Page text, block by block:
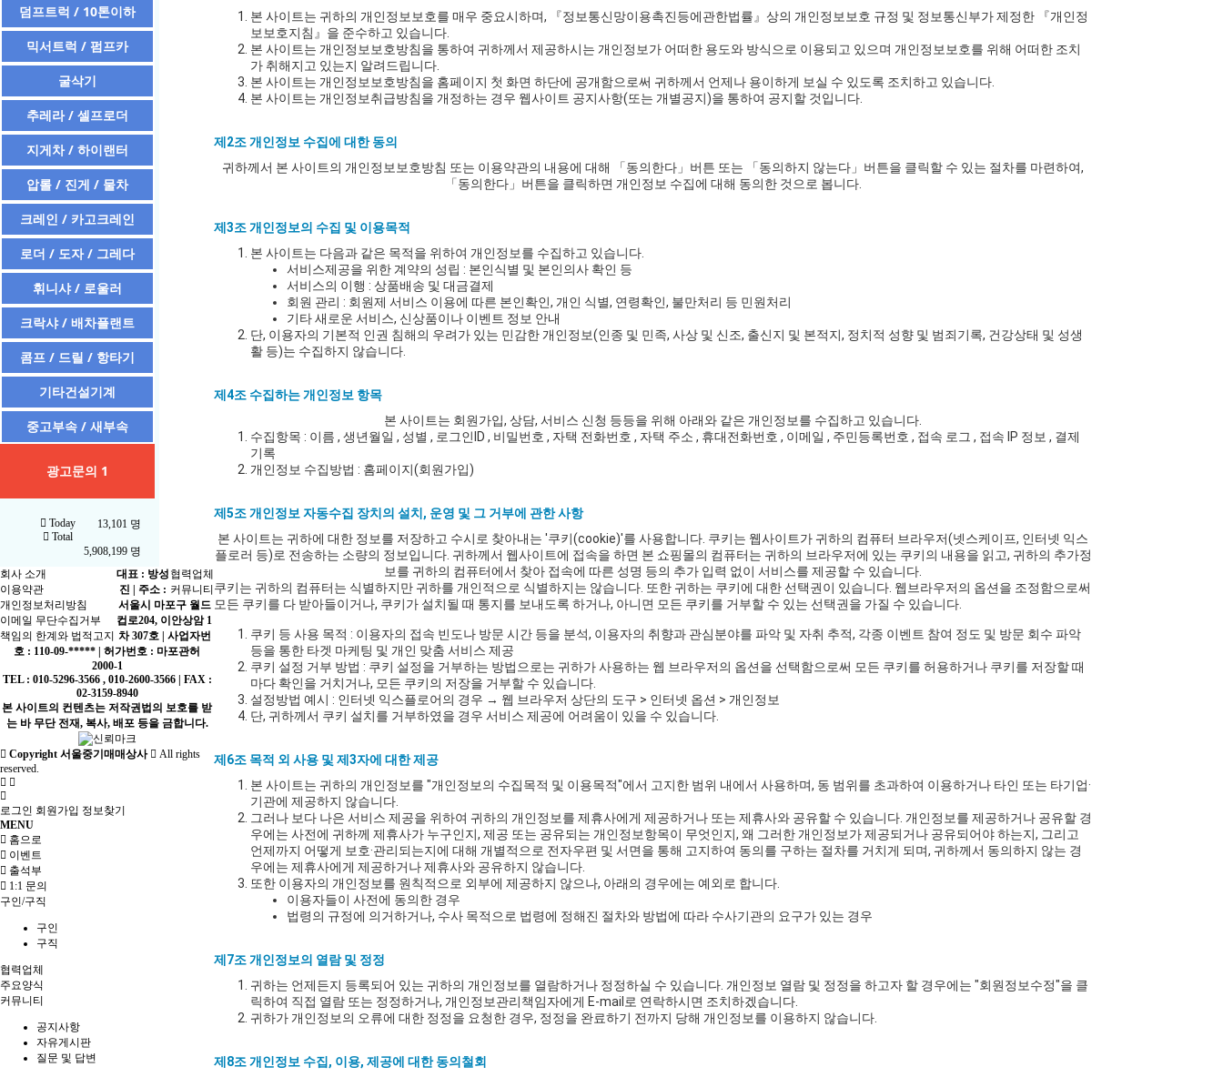
본 사이트는 귀하의 개인정보보호를 매우 중요시하며, 『정보통신망이용촉진등에관한법률』상의 개인정보보호 규정 및 정보통신부가 제정한 『개인정
보보호지침』을 준수하고 있습니다.
본 사이트는 개인정보보호방침을 통하여 귀하께서 제공하시는 개인정보가 어떠한 용도와 방식으로 이용되고 있으며 개인정보보호를 위해 어떠한 조치
가 취해지고 있는지 알려드립니다.
본 사이트는 개인정보보호방침을 홈페이지 첫 화면 하단에 공개함으로써 귀하께서 언제나 용이하게 보실 수 있도록 조치하고 있습니다.
본 사이트는 개인정보취급방침을 개정하는 경우 웹사이트 공지사항(또는 개별공지)을 통하여 공지할 것입니다.
제2조 개인정보 수집에 대한 동의
귀하께서 본 사이트의 개인정보보호방침 또는 이용약관의 내용에 대해 「동의한다」버튼 또는 「동의하지 않는다」버튼을 클릭할 수 있는 절차를 마련하여,
「동의한다」버튼을 클릭하면 개인정보 수집에 대해 동의한 것으로 봅니다.
제3조 개인정보의 수집 및 이용목적
본 사이트는 다음과 같은 목적을 위하여 개인정보를 수집하고 있습니다.
서비스제공을 위한 계약의 성립 : 본인식별 및 본인의사 확인 등
서비스의 이행 : 상품배송 및 대금결제
회원 관리 : 회원제 서비스 이용에 따른 본인확인, 개인 식별, 연령확인, 불만처리 등 민원처리
기타 새로운 서비스, 신상품이나 이벤트 정보 안내
단, 이용자의 기본적 인권 침해의 우려가 있는 민감한 개인정보(인종 및 민족, 사상 및 신조, 출신지 및 본적지, 정치적 성향 및 범죄기록, 건강상태 및 성생
활 등)는 수집하지 않습니다.
제4조 수집하는 개인정보 항목
본 사이트는 회원가입, 상담, 서비스 신청 등등을 위해 아래와 같은 개인정보를 수집하고 있습니다.
수집항목 : 이름 , 생년월일 , 성별 , 로그인ID , 비밀번호 , 자택 전화번호 , 자택 주소 , 휴대전화번호 , 이메일 , 주민등록번호 , 접속 로그 , 접속 IP 정보 , 결제
기록
개인정보 수집방법 : 홈페이지(회원가입)
제5조 개인정보 자동수집 장치의 설치, 운영 및 그 거부에 관한 사항
본 사이트는 귀하에 대한 정보를 저장하고 수시로 찾아내는 '쿠키(cookie)'를 사용합니다. 쿠키는 웹사이트가 귀하의 컴퓨터 브라우저(넷스케이프, 인터넷 익스
플로러 등)로 전송하는 소량의 정보입니다. 귀하께서 웹사이트에 접속을 하면 본 쇼핑몰의 컴퓨터는 귀하의 브라우저에 있는 쿠키의 내용을 읽고, 귀하의 추가정
보를 귀하의 컴퓨터에서 찾아 접속에 따른 성명 등의 추가 입력 없이 서비스를 제공할 수 있습니다.
쿠키는 귀하의 컴퓨터는 식별하지만 귀하를 개인적으로 식별하지는 않습니다. 또한 귀하는 쿠키에 대한 선택권이 있습니다. 웹브라우저의 옵션을 조정함으로써
모든 쿠키를 다 받아들이거나, 쿠키가 설치될 때 통지를 보내도록 하거나, 아니면 모든 쿠키를 거부할 수 있는 선택권을 가질 수 있습니다.
쿠키 등 사용 목적 : 이용자의 접속 빈도나 방문 시간 등을 분석, 이용자의 취향과 관심분야를 파악 및 자취 추적, 각종 이벤트 참여 정도 및 방문 회수 파악
등을 통한 타겟 마케팅 및 개인 맞춤 서비스 제공
쿠키 설정 거부 방법 : 쿠키 설정을 거부하는 방법으로는 귀하가 사용하는 웹 브라우저의 옵션을 선택함으로써 모든 쿠키를 허용하거나 쿠키를 저장할 때
마다 확인을 거치거나, 모든 쿠키의 저장을 거부할 수 있습니다.
설정방법 예시 : 인터넷 익스플로어의 경우 → 웹 브라우저 상단의 도구 > 인터넷 옵션 > 개인정보
단, 귀하께서 쿠키 설치를 거부하였을 경우 서비스 제공에 어려움이 있을 수 있습니다.
제6조 목적 외 사용 및 제3자에 대한 제공
본 사이트는 귀하의 개인정보를 "개인정보의 수집목적 및 이용목적"에서 고지한 범위 내에서 사용하며, 동 범위를 초과하여 이용하거나 타인 또는 타기업·
기관에 제공하지 않습니다.
그러나 보다 나은 서비스 제공을 위하여 귀하의 개인정보를 제휴사에게 제공하거나 또는 제휴사와 공유할 수 있습니다. 개인정보를 제공하거나 공유할 경
우에는 사전에 귀하께 제휴사가 누구인지, 제공 또는 공유되는 개인정보항목이 무엇인지, 왜 그러한 개인정보가 제공되거나 공유되어야 하는지, 그리고
언제까지 어떻게 보호·관리되는지에 대해 개별적으로 전자우편 및 서면을 통해 고지하여 동의를 구하는 절차를 거치게 되며, 귀하께서 동의하지 않는 경
우에는 제휴사에게 제공하거나 제휴사와 공유하지 않습니다.
또한 이용자의 개인정보를 원칙적으로 외부에 제공하지 않으나, 아래의 경우에는 예외로 합니다.
이용자들이 사전에 동의한 경우
법령의 규정에 의거하거나, 수사 목적으로 법령에 정해진 절차와 방법에 따라 수사기관의 요구가 있는 경우
제7조 개인정보의 열람 및 정정
귀하는 언제든지 등록되어 있는 귀하의 개인정보를 열람하거나 정정하실 수 있습니다. 개인정보 열람 및 정정을 하고자 할 경우에는 "회원정보수정"을 클
릭하여 직접 열람 또는 정정하거나, 개인정보관리책임자에게 E-mail로 연락하시면 조치하겠습니다.
귀하가 개인정보의 오류에 대한 정정을 요청한 경우, 정정을 완료하기 전까지 당해 개인정보를 이용하지 않습니다.
제8조 개인정보 수집, 이용, 제공에 대한 동의철회
덤프트럭 / 10톤이하
믹서트럭 / 펌프카
굴삭기
추레라 / 셀프로더
지게차 / 하이랜터
압롤 / 진게 / 물차
크레인 / 카고크레인
로더 / 도자 / 그레다
휘니샤 / 로울러
크락샤 / 배차플랜트
콤프 / 드릴 / 항타기
기타건설기계
중고부속 / 새부속
광고문의 1
Today
13,101 명
Total
5,908,199 명
회사 소개
이용약관
개인정보처리방침
이메일 무단수집거부
책임의 한계와 법적고지
협력업체
커뮤니티
대표 : 방성
진 | 주소 :
서울시 마포구 월드
컵로204, 이안상암 1
차 307호 | 사업자번
호 : 110-09-***** | 허가번호 : 마포관허
2000-1
TEL : 010-5296-3566 , 010-2600-3566 | FAX :
02-3159-8940
본 사이트의 컨텐츠는 저작권법의 보호를 받
는 바 무단 전재, 복사, 배포 등을 금합니다.
Copyright 서울중기매매상사
All rights
reserved.
로그인 회원가입 정보찾기
MENU
홈으로
이벤트
출석부
1:1 문의
구인/구직
구인
구직
협력업체
주요양식
커뮤니티
공지사항
자유게시판
질문 및 답변